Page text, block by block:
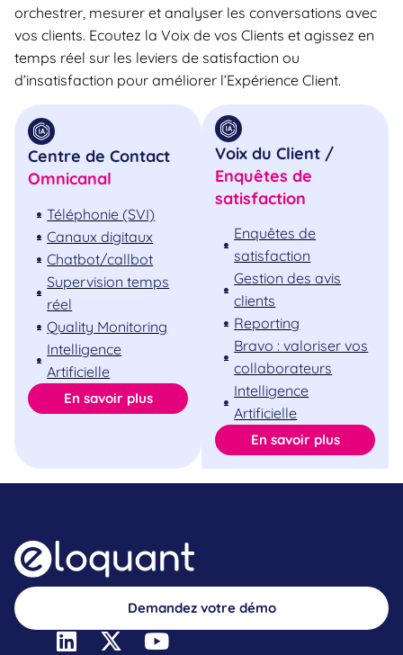
orchestrer, mesurer et analyser les conversations avec
vos clients. Ecoutez la Voix de vos Clients et agissez en
temps réel sur les leviers de satisfaction ou
d’insatisfaction pour améliorer l’Expérience Client.
Centre de Contact
Omnicanal
Téléphonie (SVI)
Canaux digitaux
Chatbot/callbot
Supervision temps
réel
Quality Monitoring
Intelligence
Artificielle
En savoir plus
Voix du Client /
Enquêtes de
satisfaction
Enquêtes de
satisfaction
Gestion des avis
clients
Reporting
Bravo : valoriser vos
collaborateurs
Intelligence
Artificielle
En savoir plus
Demandez votre démo